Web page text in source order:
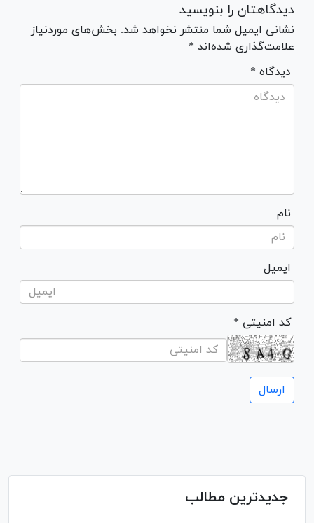
دیدگاهتان را بنویسید
نشانی ایمیل شما منتشر نخواهد شد. بخش‌های موردنیاز
علامت‌گذاری شده‌اند *
* دیدگاه
نام
ایمیل
* کد امنیتی
جدیدترین مطالب